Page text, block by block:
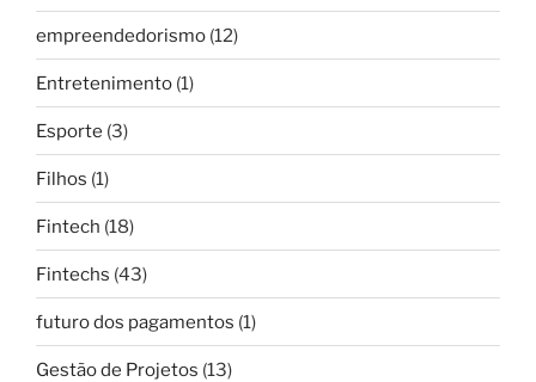
empreendedorismo (12)
Entretenimento (1)
Esporte (3)
Filhos (1)
Fintech (18)
Fintechs (43)
futuro dos pagamentos (1)
Gestão de Projetos (13)